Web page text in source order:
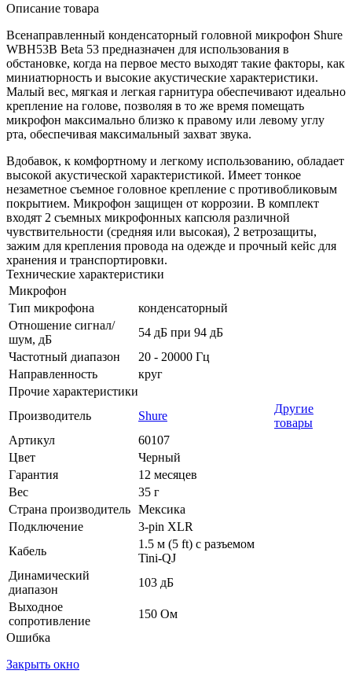
Описание товара
Всенаправленный конденсаторный головной микрофон Shure
WBH53B Beta 53 предназначен для использования в
обстановке, когда на первое место выходят такие факторы, как
миниатюрность и высокие акустические характеристики.
Малый вес, мягкая и легкая гарнитура обеспечивают идеально
крепление на голове, позволяя в то же время помещать
микрофон максимально близко к правому или левому углу
рта, обеспечивая максимальный захват звука.
Вдобавок, к комфортному и легкому использованию, обладает
высокой акустической характеристикой. Имеет тонкое
незаметное съемное головное крепление с противобликовым
покрытием. Микрофон защищен от коррозии. В комплект
входят 2 съемных микрофонных капсюля различной
чувствительности (средняя или высокая), 2 ветрозащиты,
зажим для крепления провода на одежде и прочный кейс для
хранения и транспортировки.
Технические характеристики
Микрофон
Тип микрофона
конденсаторный
Отношение сигнал/
шум, дБ
54 дБ при 94 дБ
Частотный диапазон
20 - 20000 Гц
Направленность
круг
Прочие характеристики
Производитель
Shure
Другие
товары
Артикул
60107
Цвет
Черный
Гарантия
12 месяцев
Вес
35 г
Страна производитель Мексика
Подключение
3-pin XLR
Кабель
1.5 м (5 ft) с разъемом
Tini-QJ
Динамический
диапазон
103 дБ
Выходное
сопротивление
150 Ом
Ошибка
Закрыть окно